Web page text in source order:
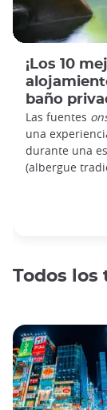
¡Los 10
baño
Las fuentes
una
durante una
(albergue
Todos los